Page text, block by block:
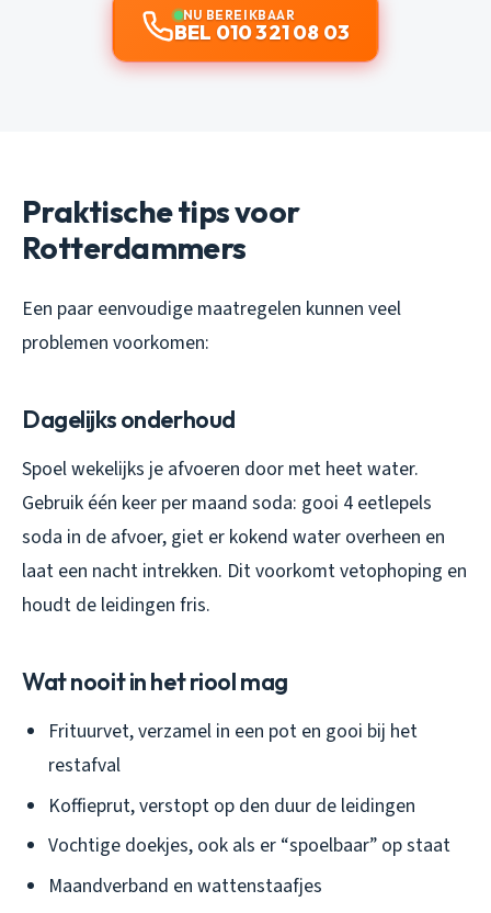
NU BEREIKBAAR
BEL 010 321 08 03
Praktische tips voor
Rotterdammers
Een paar eenvoudige maatregelen kunnen veel
problemen voorkomen:
Dagelijks onderhoud
Spoel wekelijks je afvoeren door met heet water.
Gebruik één keer per maand soda: gooi 4 eetlepels
soda in de afvoer, giet er kokend water overheen en
laat een nacht intrekken. Dit voorkomt vetophoping en
houdt de leidingen fris.
Wat nooit in het riool mag
Frituurvet, verzamel in een pot en gooi bij het
restafval
Koffieprut, verstopt op den duur de leidingen
Vochtige doekjes, ook als er “spoelbaar” op staat
Maandverband en wattenstaafjes